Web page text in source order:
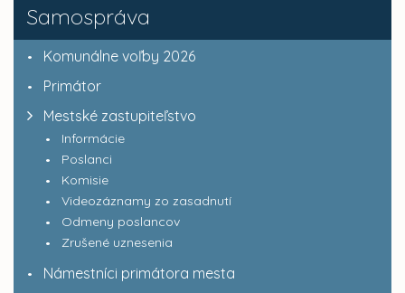
Samospráva
Komunálne voľby 2026
Primátor
Mestské zastupiteľstvo
Informácie
Poslanci
Komisie
Videozáznamy zo zasadnutí
Odmeny poslancov
Zrušené uznesenia
Námestníci primátora mesta